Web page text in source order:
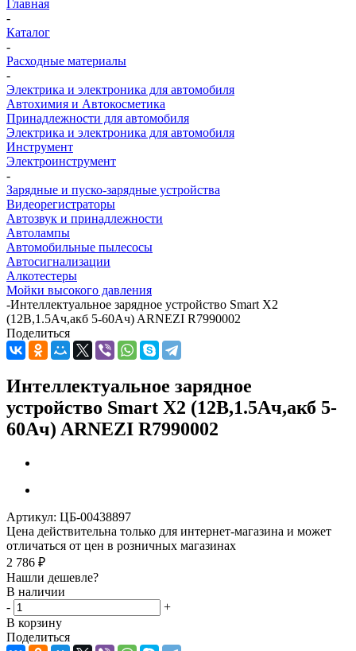
Главная
-
Каталог
-
Расходные материалы
-
Электрика и электроника для автомобиля
Автохимия и Автокосметика
Принадлежности для автомобиля
Электрика и электроника для автомобиля
Инструмент
Электроинструмент
-
Зарядные и пуско-зарядные устройства
Видеорегистраторы
Автозвук и принадлежности
Автолампы
Автомобильные пылесосы
Автосигнализации
Алкотестеры
Мойки высокого давления
-Интеллектуальное зарядное устройство Smart X2
(12В,1.5Ач,акб 5-60Ач) ARNEZI R7990002
Поделиться
Интеллектуальное зарядное
устройство Smart X2 (12В,1.5Ач,акб 5-
60Ач) ARNEZI R7990002
Артикул: ЦБ-00438897
Цена действительна только для интернет-магазина и может
отличаться от цен в розничных магазинах
2 786 ₽
Нашли дешевле?
В наличии
-
+
В корзину
Поделиться